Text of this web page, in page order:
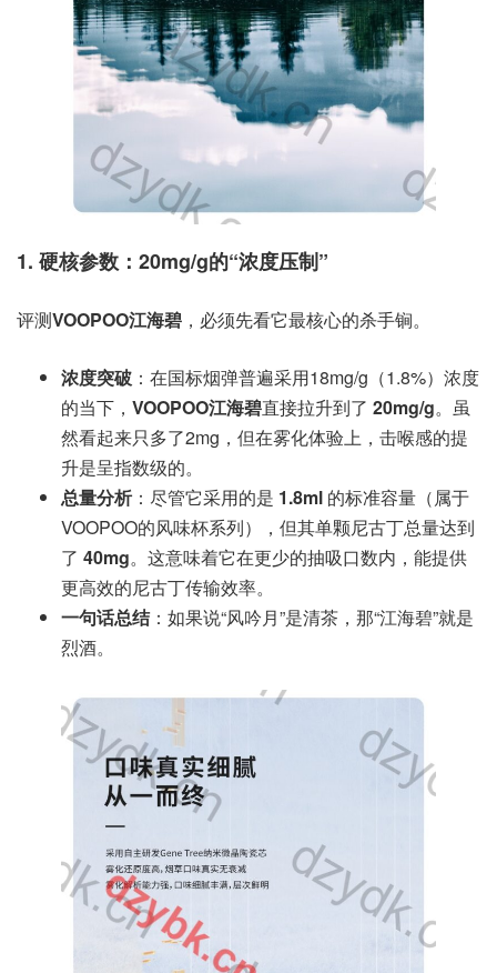
1. 硬核参数：20mg/g的“浓度压制”
评测VOOPOO江海碧 ，必须先看它最核心的杀手锏。
浓度突破 ：在国标烟弹普遍采用18mg/g（1.8%）浓度
的当下， VOOPOO江海碧直接拉升到了 20mg/g。虽
然看起来只多了2mg，但在雾化体验上，击喉感的提
升是呈指数级的。
总量分析：尽管它采用的是 1.8ml 的标准容量（属于
VOOPOO的风味杯系列），但其单颗尼古丁总量达到
了 40mg。这意味着它在更少的抽吸口数内，能提供
更高效的尼古丁传输效率。
一句话总结：如果说“风吟月”是清茶，那“江海碧”就是
烈酒。